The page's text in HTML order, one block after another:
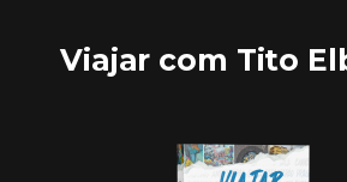
Viajar com Tito